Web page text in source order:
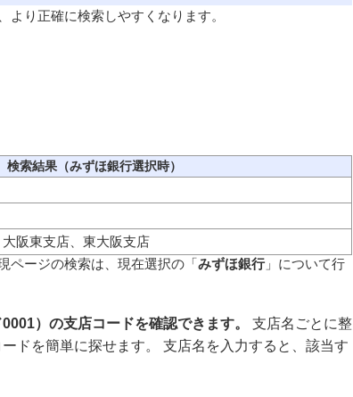
り正確に検索しやすくなります。
検索結果（みずほ銀行選択時）
阪東支店、東大阪支店
ページの検索は、現在選択の「みずほ銀行」について行
）の支店コードを確認できます。
支店名ごとに整
ドを簡単に探せます。 支店名を入力すると、該当す